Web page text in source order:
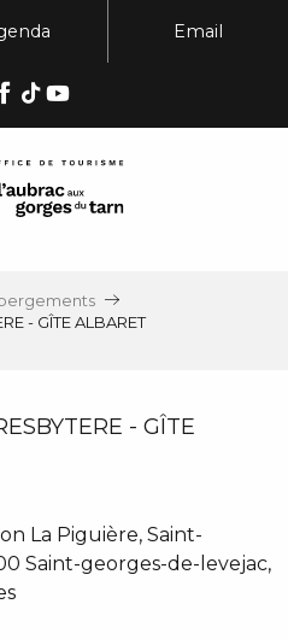
Email
- GÎTE ALBARET
- GÎTE
La Piguière, Saint-
Saint-georges-de-levejac,